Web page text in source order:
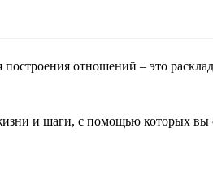
отношений – это
и шаги, с помощью которых вы